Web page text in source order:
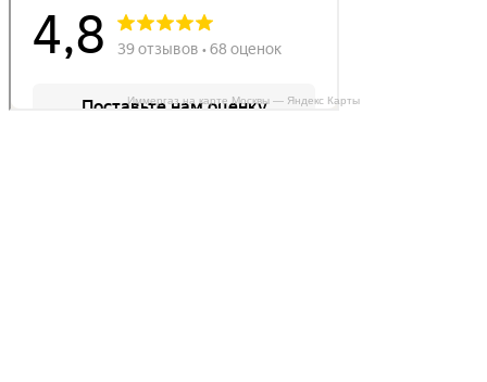
Иммергаз на карте Москвы — Яндекс Карты